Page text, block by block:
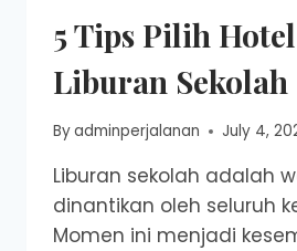
5 Tips Pilih
Liburan Sekolah
Byadminperjalanan July 4,
Liburan sekolah adalah
dinantikan oleh seluruh
Momen ini menjadi